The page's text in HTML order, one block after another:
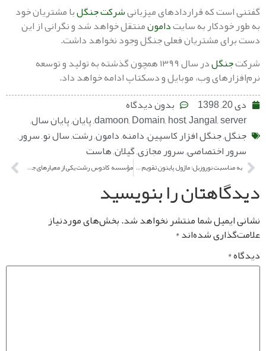
که قراردادهای میزبانیشرکت جنگلبا مشتریان خود
به سایتدامونمنتقل خواهد شد و نگرانی از این
مشتریان فعلی جنگل وجود نخواهد داشت.
جنگل
در سال ۱۳۹۹ همچون گذشته به تولید و توسعه
وب، موبایل و دسکتاپ ادامه خواهد داد.
بدون دیدگاه
damoon,Domain,host,Jangal
,پایان,پایان سال,
,جنگل افزار کاسپین,دامنه,دامون,رشت,سال نو,سرور
اختصاصی,سرور مجازی,گیلان,هاست
به مناسبت نوروزبل: ماژول پایتون تقویم دیلمی منتشر شد مؤسسه کادوس رشت یکی از معیارهای جذب نیرو در شرکت جنگل افزار کاسپین
را بنویسید
شما منتشر نخواهد شد.بخش‌های موردنیاز
شده‌اند*